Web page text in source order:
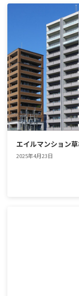
エイルマンション
2025年4月23日